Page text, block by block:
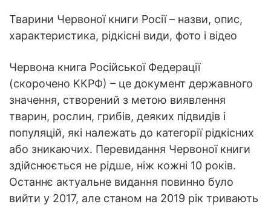
Тварини Червоної книги Росії – назви, опис,
характеристика, рідкісні види, фото і відео
Червона книга Російської Федерації
(скорочено ККРФ) – це документ державного
значення, створений з метою виявлення
тварин, рослин, грибів, деяких підвидів і
популяцій, які належать до категорії рідкісних
або зникаючих. Перевидання Червоної книги
здійснюється не рідше, ніж кожні 10 років.
Останнє актуальне видання повинно було
вийти у 2017, але станом на 2019 рік тривають